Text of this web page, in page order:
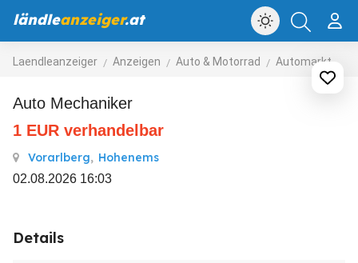
ländleanzeiger.at
Laendleanzeiger Anzeigen Auto & Motorrad Automarkt
Auto Mechaniker
1 EUR verhandelbar
Vorarlberg, Hohenems
02.08.2026 16:03
Details